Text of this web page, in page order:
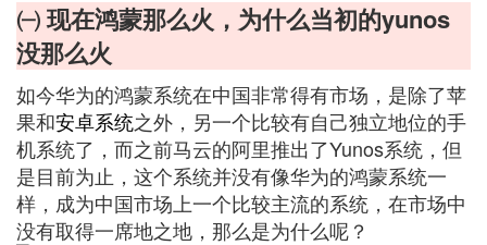
㈠ 现在鸿蒙那么火，为什么当初的yunos
没那么火
如今华为的鸿蒙系统在中国非常得有市场，是除了苹
果和安卓系统之外，另一个比较有自己独立地位的手
机系统了，而之前马云的阿里推出了Yunos系统，但
是目前为止，这个系统并没有像华为的鸿蒙系统一
样，成为中国市场上一个比较主流的系统，在市场中
没有取得一席地之地，那么是为什么呢？